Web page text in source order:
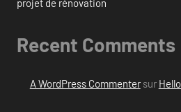
projet de rénovation
Recent Comments
A WordPress Commentersur